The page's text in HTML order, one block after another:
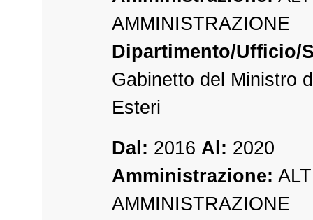
AMMINISTRAZIONE
Dipartimento/Ufficio/
Gabinetto del Ministro
Esteri
Dal: 2016 Al: 2020
Amministrazione:
AMMINISTRAZIONE